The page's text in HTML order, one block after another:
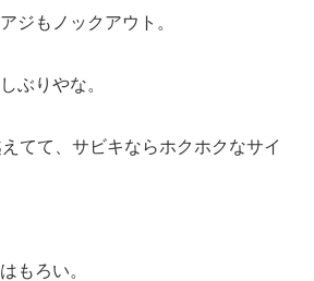
ジもノックアウト。
ぶりやな。
てて、サビキならホクホクなサイ
もろい。